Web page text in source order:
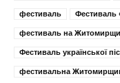
фестиваль Фестиваль
фестиваль на
Фестиваль української
фестивальна